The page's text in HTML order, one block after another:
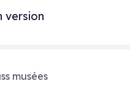
version
musées